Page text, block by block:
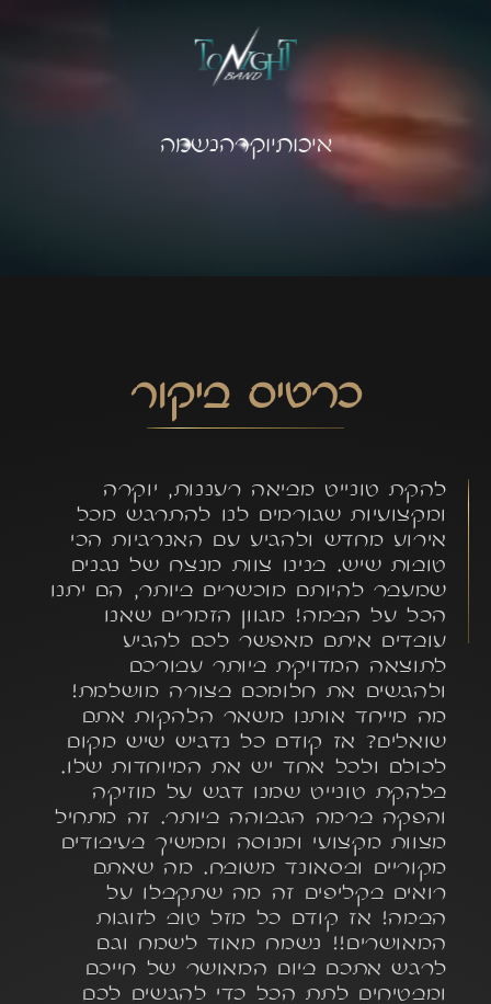
נשמהיוקרהאיכות
כרטיס ביקור
להקת טונייט מביאה רעננות, יוקרה
ומקצועיות שגורמים לנו להתרגש מכל
אירוע מחדש ולהגיע עם האנרגיות הכי
טובות שיש. בנינו צוות מנצח של נגנים
שמעבר להיותם מוכשרים ביותר, הם יתנו
הכל על הבמה! מגוון הזמרים שאנו
עובדים איתם מאפשר לכם להגיע
לתוצאה המדויקת ביותר עבורכם
ולהגשים את חלומכם בצורה מושלמת!
מה מייחד אותנו משאר הלהקות אתם
שואלים? אז קודם כל נדגיש שיש מקום
לכולם ולכל אחד יש את המיוחדות שלו.
בלהקת טונייט שמנו דגש על מוזיקה
והפקה ברמה הגבוהה ביותר. זה מתחיל
מצוות מקצועי ומנוסה וממשיך בעיבודים
מקוריים ובסאונד משובח. מה שאתם
רואים בקליפים זה מה שתקבלו על
הבמה! אז קודם כל מזל טוב לזוגות
המאושרים!! נשמח מאוד לשמח וגם
לרגש אתכם ביום המאושר של חייכם
ומבטיחים לתת הכל כדי להגשים לכם